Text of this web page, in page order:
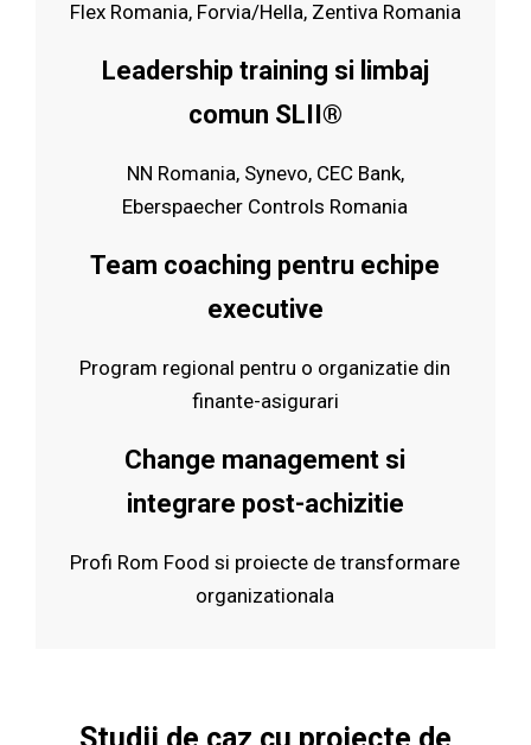
Flex Romania, Forvia/Hella, Zentiva Romania
Leadership training si limbaj
comun SLII®
NN Romania, Synevo, CEC Bank,
Eberspaecher Controls Romania
Team coaching pentru echipe
executive
Program regional pentru o organizatie din
finante-asigurari
Change management si
integrare post-achizitie
Profi Rom Food si proiecte de transformare
organizationala